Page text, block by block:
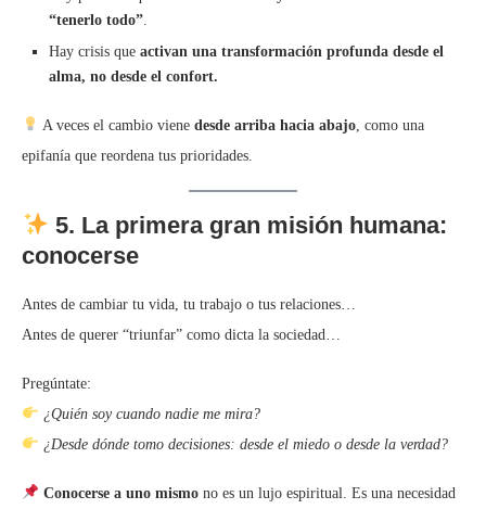
“tenerlo todo”
Hay crisis que activan una transformación profunda desde el
alma, no desde el confort.
A veces el cambio viene desde arriba hacia abajo, como una
epifanía que reordena tus prioridades.
5. La primera gran misión humana:
conocerse
Antes de cambiar tu vida, tu trabajo o tus relaciones…
Antes de querer “triunfar” como dicta la sociedad…
Pregúntate:
¿Quién soy cuando nadie me mira?
¿Desde dónde tomo decisiones: desde el miedo o desde la verdad?
Conocerse a uno mismono es un lujo espiritual. Es una necesidad